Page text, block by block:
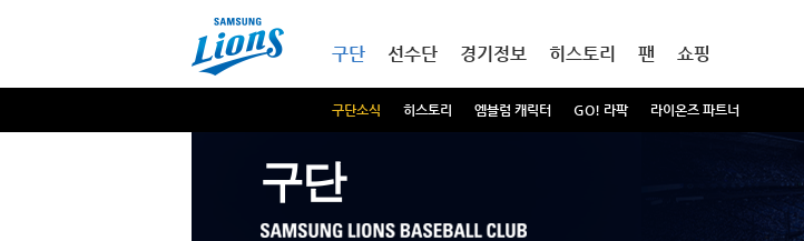
구단
구단소식 히스토리 엠블럼 캐릭터 GO! 라팍 라이온즈 파트너
선수단 경기정보 히스토리 팬 쇼핑
구단